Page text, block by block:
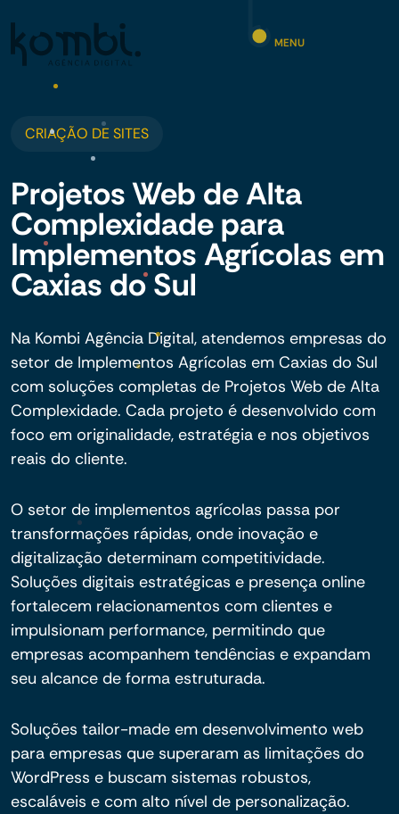
MENU
CRIAÇÃO DE SITES
Projetos Web de Alta
Complexidade para
Implementos Agrícolas em
Caxias do Sul
Na Kombi Agência Digital, atendemos empresas do
setor de Implementos Agrícolas em Caxias do Sul
com soluções completas de Projetos Web de Alta
Complexidade. Cada projeto é desenvolvido com
foco em originalidade, estratégia e nos objetivos
reais do cliente.
O setor de implementos agrícolas passa por
transformações rápidas, onde inovação e
digitalização determinam competitividade.
Soluções digitais estratégicas e presença online
fortalecem relacionamentos com clientes e
impulsionam performance, permitindo que
empresas acompanhem tendências e expandam
seu alcance de forma estruturada.
Soluções tailor-made em desenvolvimento web
para empresas que superaram as limitações do
WordPress e buscam sistemas robustos,
escaláveis e com alto nível de personalização.